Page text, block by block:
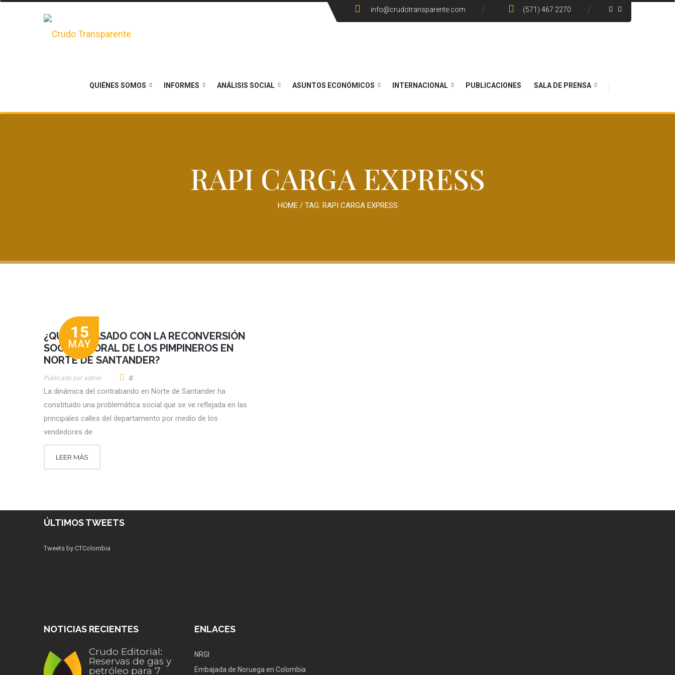
info@crudotransparente.com (571) 467 2270
QUIÉNES SOMOS INFORMES ANÁLISIS SOCIAL ASUNTOS ECONÓMICOS INTERNACIONAL PUBLICACIONES SALA DE PRENSA
RAPI CARGA EXPRESS
HOME/ TAG: RAPI CARGA EXPRESS
15
MAY
¿QUÉ HA PASADO CON LA RECONVERSIÓN
SOCIOLABORAL DE LOS PIMPINEROS EN
NORTE DE SANTANDER?
Publicado por Admin 0
La dinámica del contrabando en Norte de Santander ha
constituido una problemática social que se ve reflejada en las
principales calles del departamento por medio de los
vendedores de
LEER MÁS
ÚLTIMOS TWEETS
Tweets by CTColombia
NOTICIAS RECIENTES
Crudo Editorial:
Reservas de gas y
petróleo para 7
ENLACES
NRGI
Embajada de Noruega en Colombia